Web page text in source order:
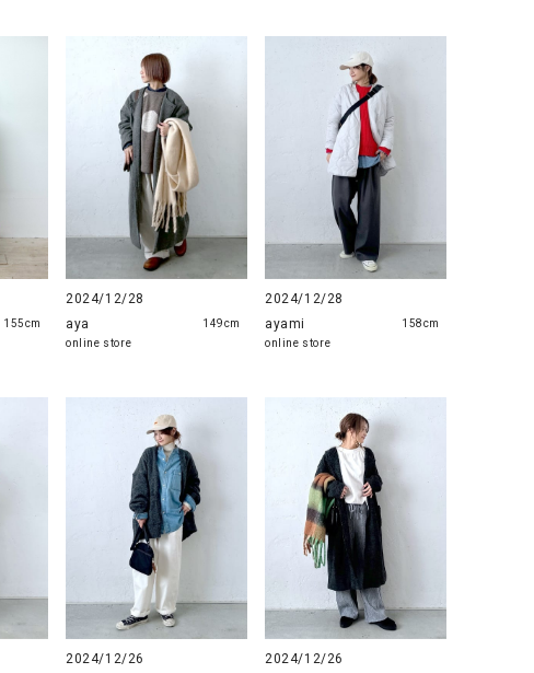
GRAMICCI（グラミチ）
USU GALLERY（ユーエス
ー）
（ｇ） （グラム） upper hights（アッパーハイ
Gives a sense of fullment +phenix（フェニックス）
HUNTER（ハンター）
ICHI（イチ）
ILIMA（イリマ）
155cm
2024/12/28
aya
online store
149cm
2024/12/28
ayami
online store
158cm
2024/12/26
2024/12/26